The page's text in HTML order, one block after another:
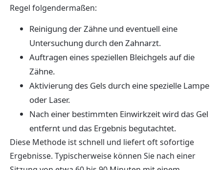
Regel folgendermaßen:
Reinigung der Zähne und eventuell eine
Untersuchung durch den Zahnarzt.
Auftragen eines speziellen Bleichgels auf die
Zähne.
Aktivierung des Gels durch eine spezielle Lampe
oder Laser.
Nach einer bestimmten Einwirkzeit wird das Gel
entfernt und das Ergebnis begutachtet.
Diese Methode ist schnell und liefert oft sofortige
Ergebnisse. Typischerweise können Sie nach einer